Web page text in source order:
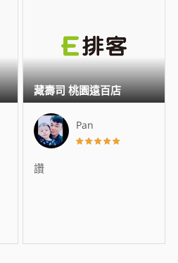
Pan
讚
藏壽司 桃園遠百店